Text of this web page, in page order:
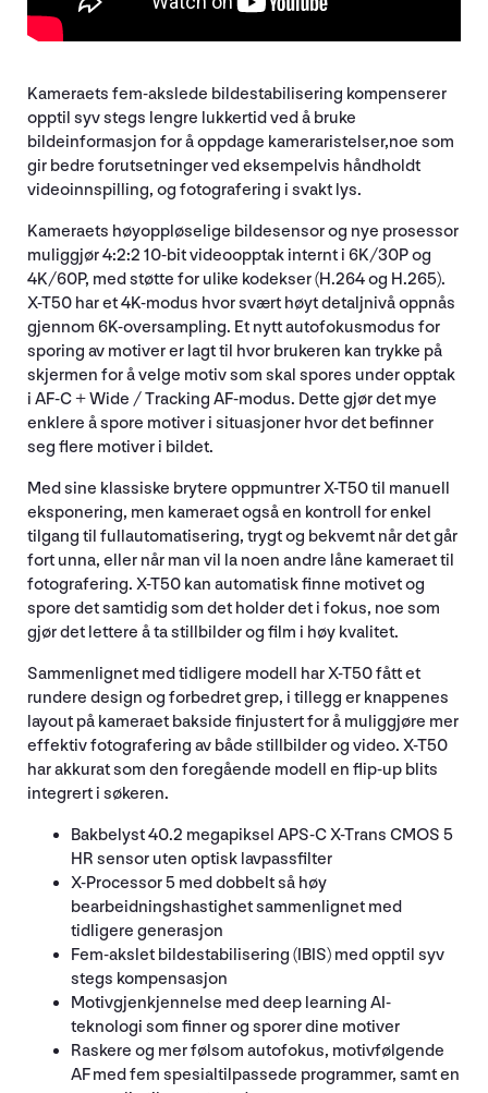
Kameraets fem-akslede bildestabilisering kompenserer
opptil syv stegs lengre lukkertid ved å bruke
bildeinformasjon for å oppdage kameraristelser,noe som
gir bedre forutsetninger ved eksempelvis håndholdt
videoinnspilling, og fotografering i svakt lys.
Kameraets høyoppløselige bildesensor og nye prosessor
muliggjør 4:2:2 10-bit videoopptak internt i 6K/30P og
4K/60P, med støtte for ulike kodekser (H.264 og H.265).
X-T50 har et 4K-modus hvor svært høyt detaljnivå oppnås
gjennom 6K-oversampling. Et nytt autofokusmodus for
sporing av motiver er lagt til hvor brukeren kan trykke på
skjermen for å velge motiv som skal spores under opptak
i AF-C + Wide / Tracking AF-modus. Dette gjør det mye
enklere å spore motiver i situasjoner hvor det befinner
seg flere motiver i bildet.
Med sine klassiske brytere oppmuntrer X-T50 til manuell
eksponering, men kameraet også en kontroll for enkel
tilgang til fullautomatisering, trygt og bekvemt når det går
fort unna, eller når man vil la noen andre låne kameraet til
fotografering. X-T50 kan automatisk finne motivet og
spore det samtidig som det holder det i fokus, noe som
gjør det lettere å ta stillbilder og film i høy kvalitet.
Sammenlignet med tidligere modell har X-T50 fått et
rundere design og forbedret grep, i tillegg er knappenes
layout på kameraet bakside finjustert for å muliggjøre mer
effektiv fotografering av både stillbilder og video. X-T50
har akkurat som den foregående modell en flip-up blits
integrert i søkeren.
Bakbelyst 40.2 megapiksel APS-C X-Trans CMOS 5
HR sensor uten optisk lavpassfilter
X-Processor 5 med dobbelt så høy
bearbeidningshastighet sammenlignet med
tidligere generasjon
Fem-akslet bildestabilisering (IBIS) med opptil syv
stegs kompensasjon
Motivgjenkjennelse med deep learning AI-
teknologi som finner og sporer dine motiver
Raskere og mer følsom autofokus, motivfølgende
AF med fem spesialtilpassede programmer, samt en